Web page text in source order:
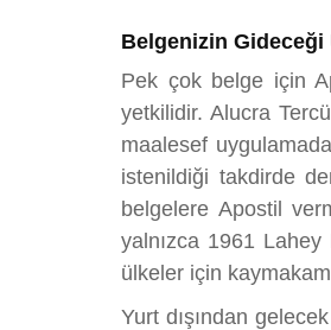
Belgenizin
Pek çok belge için
yetkilidir. Alucra
maalesef
istenildiği takdirde
belgelere Apostil
yalnızca 1961
ülkeler için
Yurt dışından